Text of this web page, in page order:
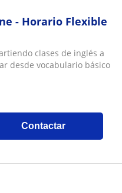
- Horario Flexible
clases de inglés a
desde vocabulario básico
Contactar